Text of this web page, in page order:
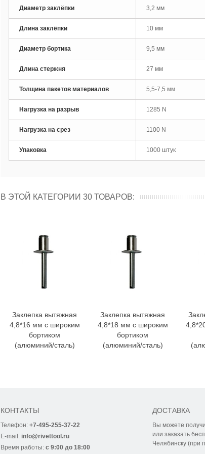
Диаметр заклёпки 3,2 мм
Длина заклёпки 10 мм
Диаметр бортика 9,5 мм
Длина стержня 27 мм
Толщина пакетов материалов 5,5-7,5 мм
Нагрузка на разрыв 1285 N
Нагрузка на срез 1100 N
Упаковка 1000 штук
В ЭТОЙ КАТЕГОРИИ 30 ТОВАРОВ:
Заклепка вытяжная
4,8*16 мм с широким
бортиком
(алюминий/сталь)
Заклепка вытяжная
4,8*18 мм с широким
бортиком
(алюминий/сталь)
КОНТАКТЫ
Телефон: +7-495-255-37-22
E-mail: info@rivettool.ru
Время работы: с 9:00 до 18:00
ДОСТАВКА
Вы можете
или заказать
Челябинску (при